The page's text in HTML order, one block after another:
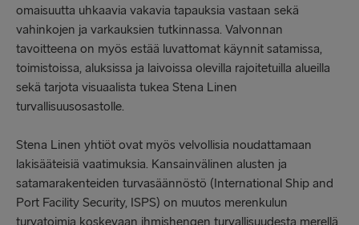
omaisuutta uhkaavia vakavia tapauksia vastaan sekä
vahinkojen ja varkauksien tutkinnassa. Valvonnan
tavoitteena on myös estää luvattomat käynnit satamissa,
toimistoissa, aluksissa ja laivoissa olevilla rajoitetuilla alueilla
sekä tarjota visuaalista tukea Stena Linen
turvallisuusosastolle.
Stena Linen yhtiöt ovat myös velvollisia noudattamaan
lakisääteisiä vaatimuksia. Kansainvälinen alusten ja
satamarakenteiden turvasäännöstö (International Ship and
Port Facility Security, ISPS) on muutos merenkulun